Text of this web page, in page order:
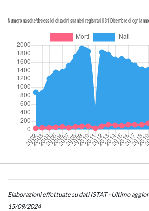
Elaborazioni effettuate su dati ISTAT - Ultimo
15/09/2024